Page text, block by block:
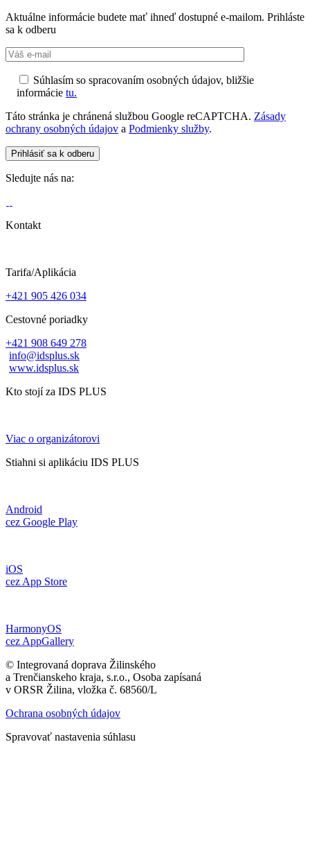
Aktuálne informácie budete mať ihneď dostupné e-mailom. Prihláste
sa k odberu
Súhlasím so spracovaním osobných údajov, bližšie
informácie tu.
Táto stránka je chránená službou Google reCAPTCHA. Zásady
ochrany osobných údajov a Podmienky služby.
Sledujte nás na:
Kontakt
Tarifa/Aplikácia
+421 905 426 034
Cestovné poriadky
+421 908 649 278
info@idsplus.sk
www.idsplus.sk
Kto stojí za IDS PLUS
Viac o organizátorovi
Stiahni si aplikáciu IDS PLUS
Android
cez Google Play
iOS
cez App Store
HarmonyOS
cez AppGallery
© Integrovaná doprava Žilinského
a Trenčianskeho kraja, s.r.o., Osoba zapísaná
v ORSR Žilina, vložka č. 68560/L
Ochrana osobných údajov
Spravovať nastavenia súhlasu